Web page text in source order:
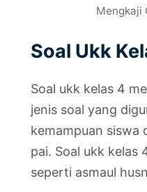
Mengkaji
Soal Ukk
Soal ukk kelas 4
jenis soal yang
kemampuan siswa
pai. Soal ukk
seperti asmaul